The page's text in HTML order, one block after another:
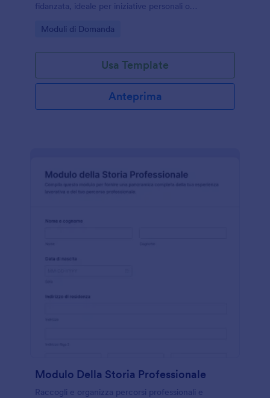
fidanzata, ideale per iniziative personali o
dati e ogni invio del modulo con Jotform.
Go to Category:
Moduli di Domanda
Usa Template
Anteprima
Modulo Della Storia Professionale
Raccogli e organizza percorsi professionali e